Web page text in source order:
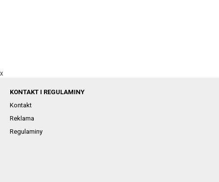
X
KONTAKT I REGULAMINY
Kontakt
Reklama
Regulaminy